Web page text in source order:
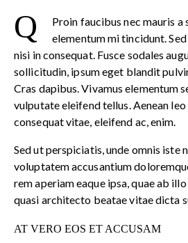
Q
Proin faucibus nec mauris a
elementum mi tincidunt.
nisi in consequat. Fusce sodales
sollicitudin, ipsum eget blandit
Cras dapibus. Vivamus elementum
vulputate eleifend tellus. Aenean
consequat vitae, eleifend ac, enim.
Sed ut perspiciatis, unde omnis iste
voluptatem accusantium
rem aperiam eaque ipsa, quae ab
quasi architecto beatae vitae dicta
AT VERO EOS ET ACCUSAM